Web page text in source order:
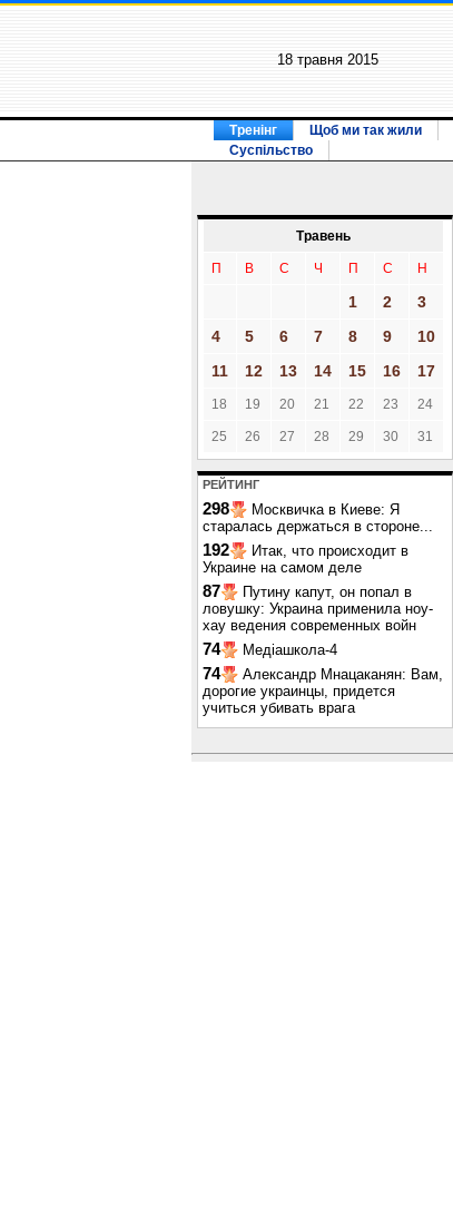
18 травня 2015
Тренінг Щоб ми так жили
Суспільство
Травень
П В С Ч П С Н
1 2
3
4
5 6 7 8 9
10
11
12 13 14 15 16 17
18 19 20 21 22 23 24
25 26 27 28 29 30 31
РЕЙТИНГ
298
Москвичка в Киеве: Я
старалась держаться в стороне...
192
Итак, что происходит в
Украине на самом деле
87
Путину капут, он попал в
ловушку: Украина применила ноу-
хау ведения современных войн
74 Медіашкола-4
74
Александр Мнацаканян: Вам,
дорогие украинцы, придется
учиться убивать врага